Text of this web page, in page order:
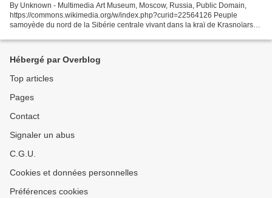
By Unknown - Multimedia Art Museum, Moscow, Russia, Public Domain,
https://commons.wikimedia.org/w/index.php?curid=22564126 Peuple
samoyède du nord de la Sibérie centrale vivant dans la kraï de Krasnoïarsk,
Hébergé par Overblog
Top articles
Pages
Contact
Signaler un abus
C.G.U.
Cookies et données personnelles
Préférences cookies